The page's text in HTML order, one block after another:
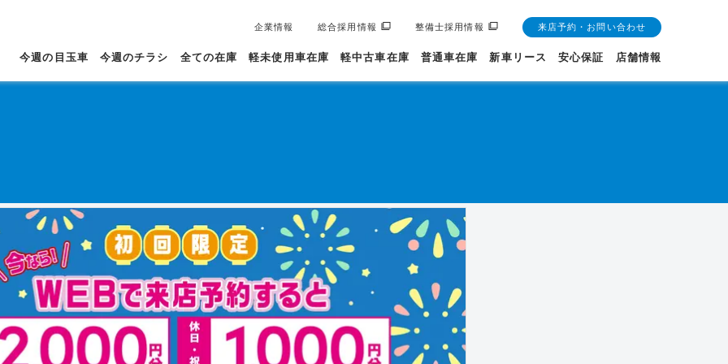
企業情報 総合採用情報 整備士採用情報 来店予約・お問い合わせ
今週の目玉車 今週のチラシ 全ての在庫 軽未使用車在庫 軽中古車在庫 普通車在庫 新車リース 安心保証 店舗情報